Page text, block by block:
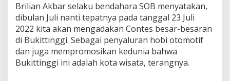
Brilian Akbar selaku bendahara SOB menyatakan,
dibulan Juli nanti tepatnya pada tanggal 23 Juli
2022 kita akan mengadakan Contes besar-besaran
di Bukittinggi. Sebagai penyaluran hobi otomotif
dan juga mempromosikan kedunia bahwa
Bukittinggi ini adalah kota wisata, terangnya.